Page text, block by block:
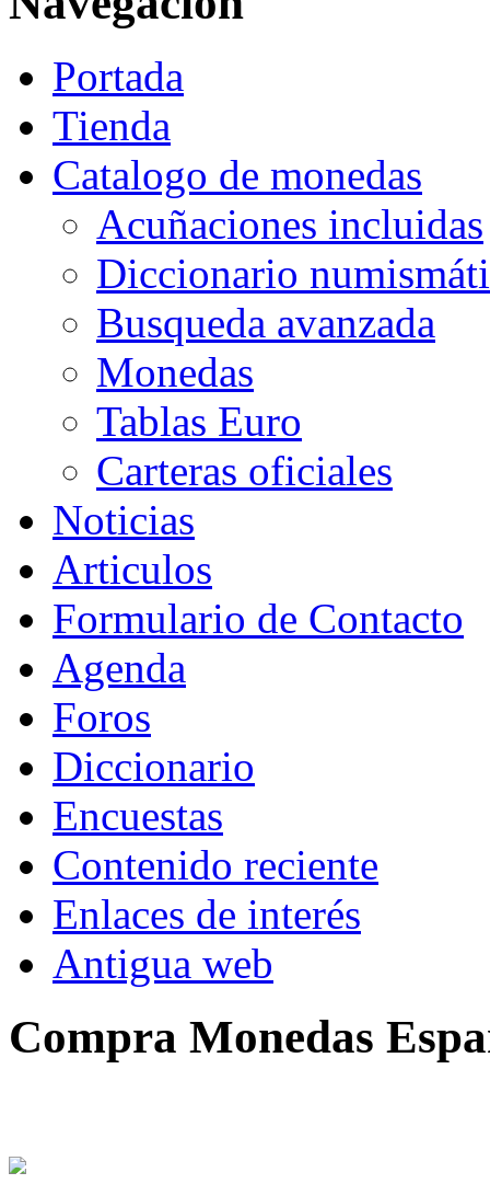
Portada
Tienda
Catalogo de monedas
Acuñaciones incluidas
Diccionario
Busqueda avanzada
Monedas
Tablas Euro
Carteras oficiales
Noticias
Articulos
Formulario de Contacto
Agenda
Foros
Diccionario
Encuestas
Contenido reciente
Enlaces de interés
Antigua web
Compra Monedas